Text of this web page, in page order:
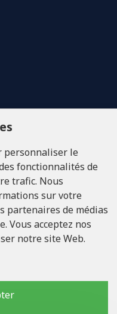
personnaliser le
fonctionnalités de
trafic. Nous
sur votre
partenaires de médias
Vous acceptez nos
notre site Web.